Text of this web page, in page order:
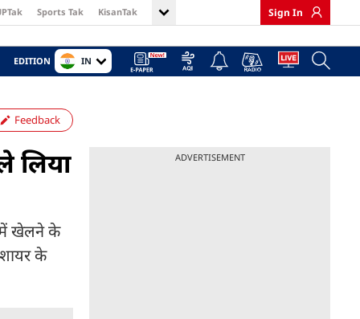
Sports Tak KisanTak Sign In
EDITION IN
Feedback
ल‍िया
में खेलने के
के
ADVERTISEMENT